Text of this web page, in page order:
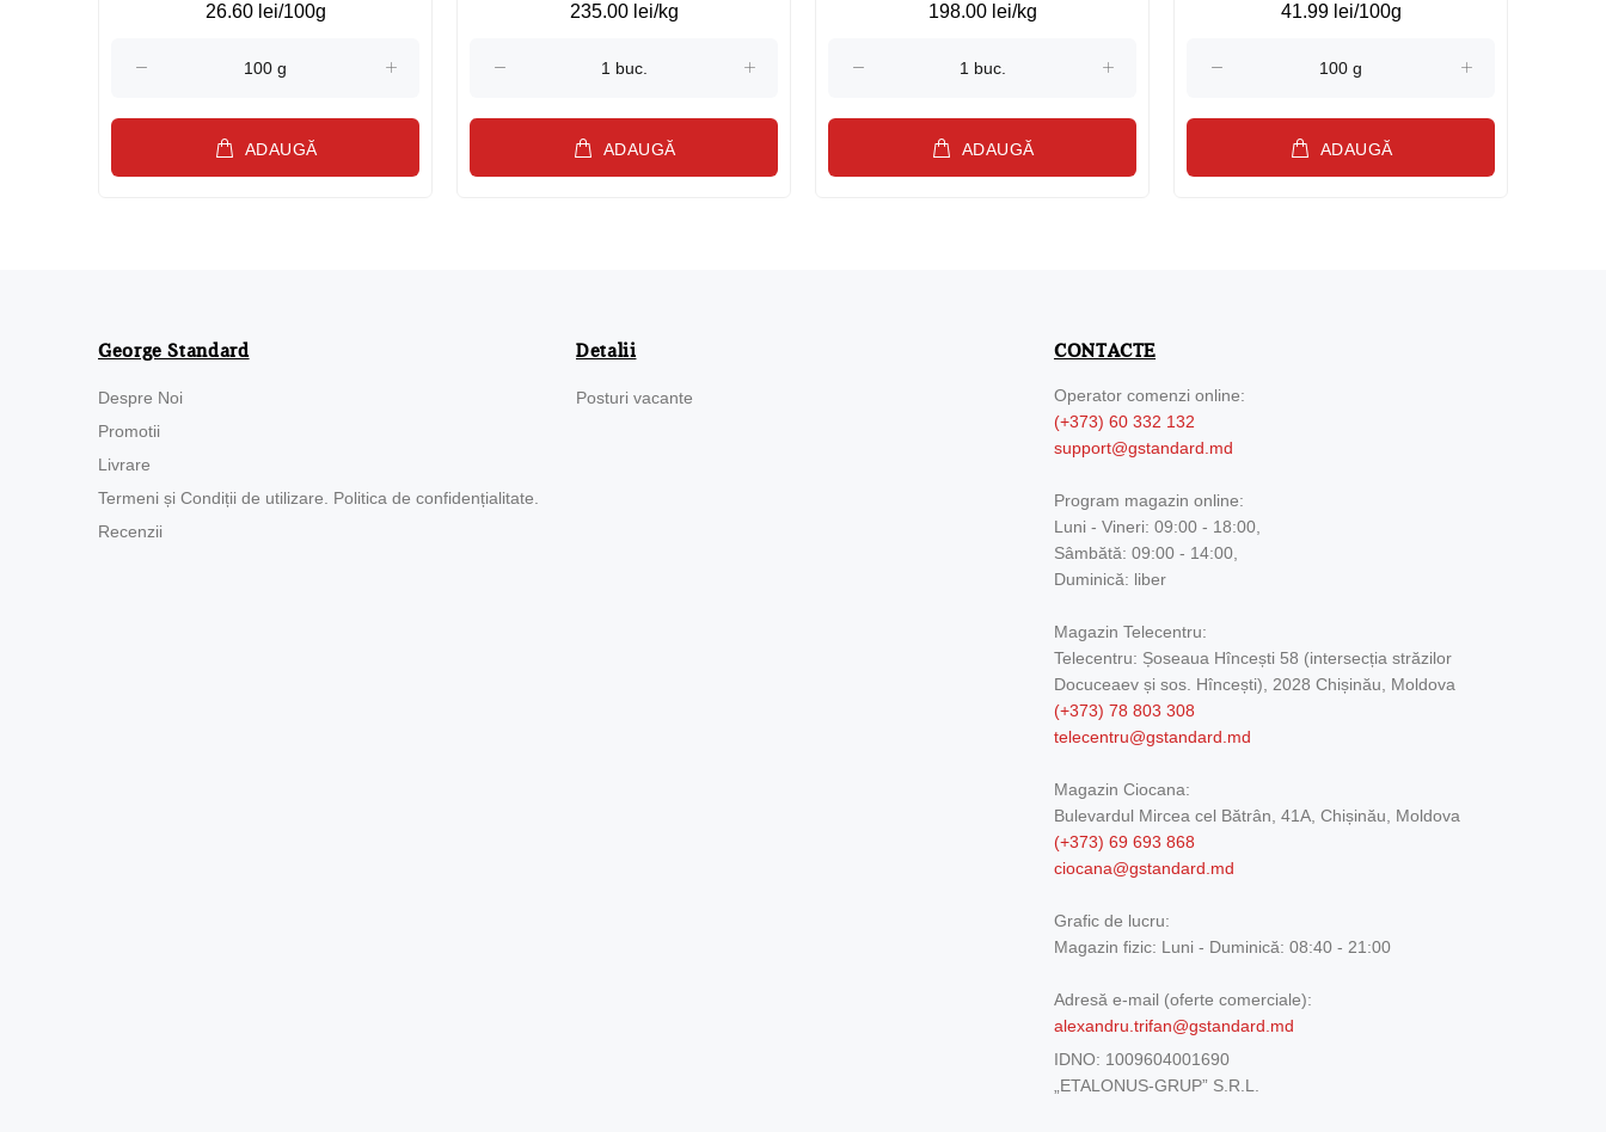
(075002)
26.60 lei/100g
ADAUGĂ
235.00 lei/kg
ADAUGĂ
198.00 lei/kg
ADAUGĂ
41.99 lei/100g
ADAUGĂ
George Standard
Despre Noi
Promotii
Livrare
Termeni și Condiții de utilizare. Politica de confidențialitate.
Recenzii
Detalii
Posturi vacante
CONTACTE
Operator comenzi online:
(+373) 60 332 132
support@gstandard.md
Program magazin online:
Luni - Vineri: 09:00 - 18:00,
Sâmbătă: 09:00 - 14:00,
Duminică: liber
Magazin Telecentru:
Telecentru: Șoseaua Hîncești 58 (intersecția străzilor
Docuceaev și sos. Hîncești), 2028 Chișinău, Moldova
(+373) 78 803 308
telecentru@gstandard.md
Magazin Ciocana:
Bulevardul Mircea cel Bătrân, 41A, Chișinău, Moldova
(+373) 69 693 868
ciocana@gstandard.md
Grafic de lucru:
Magazin fizic: Luni - Duminică: 08:40 - 21:00
Adresă e-mail (oferte comerciale):
alexandru.trifan@gstandard.md
IDNO: 1009604001690
„ETALONUS-GRUP” S.R.L.